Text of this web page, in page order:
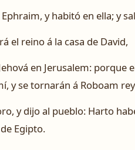
y habitó en ella; y
el reino á la casa de David,
en Jerusalem:
y se tornarán á Roboam
y dijo al pueblo: Harto
Egipto.